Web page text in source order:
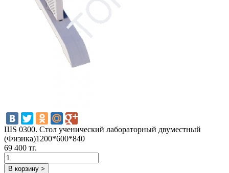
ШS 0300. Стол ученический лабораторный двуместный
(Физика)1200*600*840
69 400 тг.
В корзину >